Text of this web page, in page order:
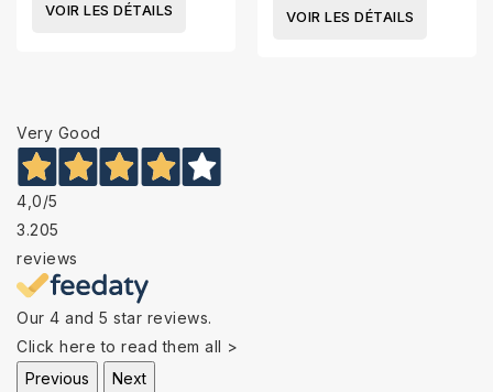
VOIR LES DÉTAILS VOIR LES DÉTAILS
Very Good
4,0/5
3.205
reviews
Our 4 and 5 star reviews.
Click here to read them all >
Previous
Next